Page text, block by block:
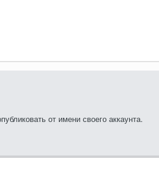
от имени своего аккаунта.